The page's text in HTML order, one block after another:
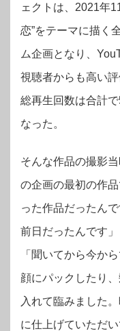
ェクトは、2021年
恋”をテーマに描く
ム企画となり、
視聴者からも高い
総再生回数は合計
なった。
そんな作品の撮影
の企画の最初の作
った作品だったん
前日だったんです
「聞いてから今か
顔にパックしたり
入れて臨みました
に仕上げていただ